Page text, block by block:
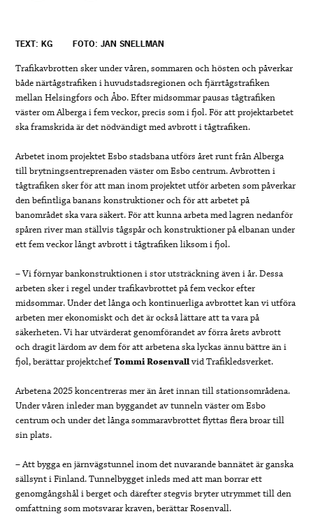
TEXT: KG FOTO: JAN SNELLMAN
Trafikavbrotten sker under våren, sommaren och hösten och påverkar
både närtågstrafiken i huvudstadsregionen och fjärrtågstrafiken
mellan Helsingfors och Åbo. Efter midsommar pausas tågtrafiken
väster om Alberga i fem veckor, precis som i fjol. För att projektarbetet
ska framskrida är det nödvändigt med avbrott i tågtrafiken.
Arbetet inom projektet Esbo stadsbana utförs året runt från Alberga
till brytningsentreprenaden väster om Esbo centrum. Avbrotten i
tågtrafiken sker för att man inom projektet utför arbeten som påverkar
den befintliga banans konstruktioner och för att arbetet på
banområdet ska vara säkert. För att kunna arbeta med lagren nedanför
spåren river man ställvis tågspår och konstruktioner på elbanan under
ett fem veckor långt avbrott i tågtrafiken liksom i fjol.
– Vi förnyar bankonstruktionen i stor utsträckning även i år. Dessa
arbeten sker i regel under trafikavbrottet på fem veckor efter
midsommar. Under det långa och kontinuerliga avbrottet kan vi utföra
arbeten mer ekonomiskt och det är också lättare att ta vara på
säkerheten. Vi har utvärderat genomförandet av förra årets avbrott
och dragit lärdom av dem för att arbetena ska lyckas ännu bättre än i
fjol, berättar projektchefTommi Rosenvallvid Trafikledsverket.
Arbetena 2025 koncentreras mer än året innan till stationsområdena.
Under våren inleder man byggandet av tunneln väster om Esbo
centrum och under det långa sommaravbrottet flyttas flera broar till
sin plats.
– Att bygga en järnvägstunnel inom det nuvarande bannätet är ganska
sällsynt i Finland. Tunnelbygget inleds med att man borrar ett
genomgångshål i berget och därefter stegvis bryter utrymmet till den
omfattning som motsvarar kraven, berättar Rosenvall.